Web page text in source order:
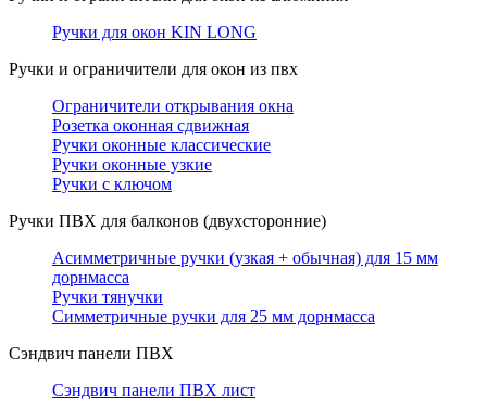
Ручки для окон KIN LONG
Ручки и ограничители для окон из пвх
Ограничители открывания окна
Розетка оконная сдвижная
Ручки оконные классические
Ручки оконные узкие
Ручки с ключом
Ручки ПВХ для балконов (двухсторонние)
Асимметричные ручки (узкая + обычная) для 15 мм
дорнмасса
Ручки тянучки
Симметричные ручки для 25 мм дорнмасса
Сэндвич панели ПВХ
Сэндвич панели ПВХ лист